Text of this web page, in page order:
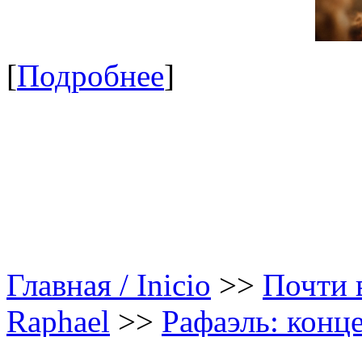
[Подробнее]
Главная / Inicio >> Почти
Raphael >> Рафаэль: